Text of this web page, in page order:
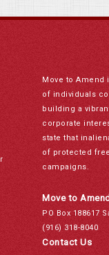
Move to
of individuals
building a
corporate
state that
of protected
campaigns.
Move to
PO Box 188617
(916) 318-8040
Contact Us